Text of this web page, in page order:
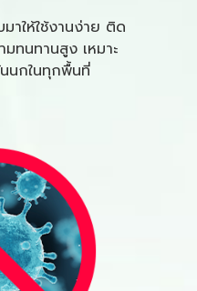
าให้ใช้งานง่าย ติด
ทนทานสูง เหมาะ
นกในทุกพื้นที่